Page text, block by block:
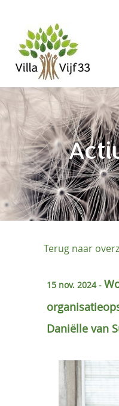
Terug naar
15 nov. 2024 -
Daniëlle van